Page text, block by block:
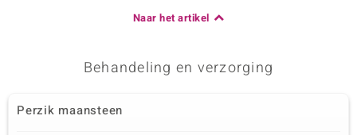
Baguette Cabochon
Edelsteen exact
Naar het artikel
Behandeling en verzorging
Perzik maansteen